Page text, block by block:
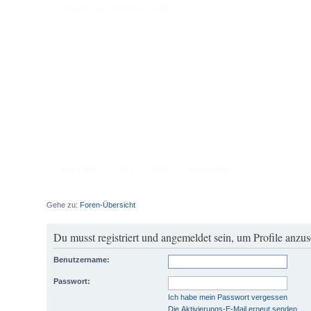
Gehe zu: Foren-Übersicht
Du musst registriert und angemeldet sein, um Profile
Benutzername:
Passwort:
Ich habe mein Passwort vergessen
Die Aktivierungs-E-Mail erneut senden